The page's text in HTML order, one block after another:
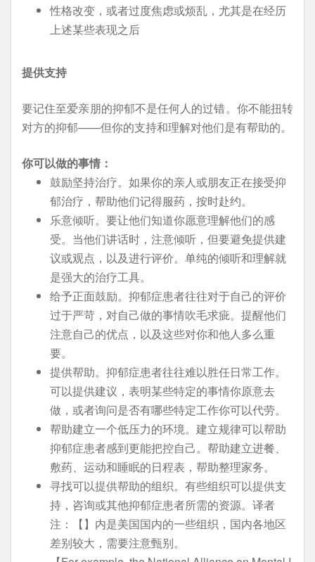
性格改变，或者过度焦虑或烦乱，尤其是在经历
上述某些表现之后
提供支持
要记住至爱亲朋的抑郁不是任何人的过错。你不能扭转
对方的抑郁——但你的支持和理解对他们是有帮助的。
你可以做的事情：
鼓励坚持治疗。如果你的亲人或朋友正在接受抑
郁治疗，帮助他们记得服药，按时赴约。
乐意倾听。要让他们知道你愿意理解他们的感
受。当他们讲话时，注意倾听，但要避免提供建
议或观点，以及进行评价。单纯的倾听和理解就
是强大的治疗工具。
给予正面鼓励。抑郁症患者往往对于自己的评价
过于严苛，对自己做的事情吹毛求疵。提醒他们
注意自己的优点，以及这些对你和他人多么重
要。
提供帮助。抑郁症患者往往难以胜任日常工作。
可以提供建议，表明某些特定的事情你原意去
做，或者询问是否有哪些特定工作你可以代劳。
帮助建立一个低压力的环境。建立规律可以帮助
抑郁症患者感到更能把控自己。帮助建立进餐、
敷药、运动和睡眠的日程表，帮助整理家务。
寻找可以提供帮助的组织。有些组织可以提供支
持，咨询或其他抑郁症患者所需的资源。译者
注：【】内是美国国内的一些组织，国内各地区
差别较大，需要注意甄别。